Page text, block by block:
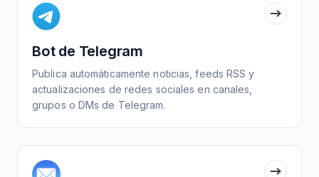
Bot de Telegram
Publica automáticamente noticias, feeds RSS y
actualizaciones de redes sociales en canales,
grupos o DMs de Telegram.